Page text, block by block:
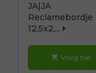
JA|JA
Reclamebordje
12,5x2,...
shopping_cart Voeg toe